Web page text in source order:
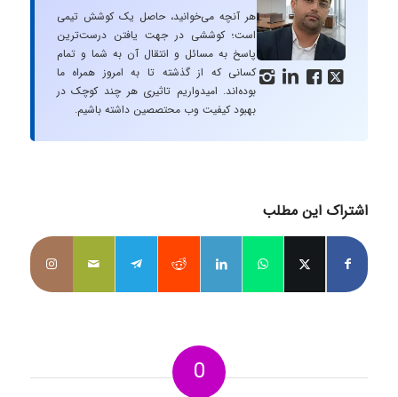
   
هر آنچه می‌خوانید، حاصل یک کوشش تیمی
است؛ کوششی در جهت یافتن درست‌ترین
پاسخ به مسائل و انتقال آن به شما و تمام
کسانی که از گذشته تا به امروز همراه ما
بوده‌اند. امیدواریم تاثیری هر چند کوچک در
بهبود کیفیت وب محتصصین داشته باشیم.
اشتراک این مطلب
0